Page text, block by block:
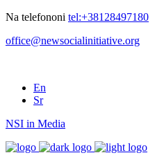
Na telefononi tel:+38128497180
office@newsocialinitiative.org
En
Sr
NSI in Media